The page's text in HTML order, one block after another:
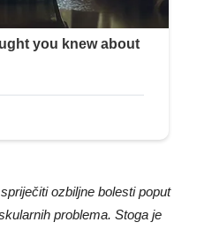
ozbiljne bolesti poput
problema. Stoga je